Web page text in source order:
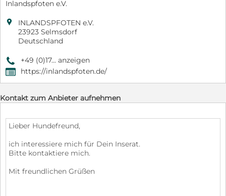
Inlandspfoten e.V.

INLANDSPFOTEN e.V.
23923 Selmsdorf
Deutschland
9 +49 (0)17... anzeigen
, https://inlandspfoten.de/
Kontakt zum Anbieter aufnehmen